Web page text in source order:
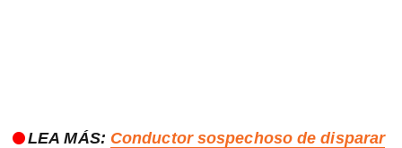
LEA MÁS: Conductor sospechoso de disparar